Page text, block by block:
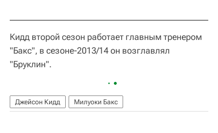
Кидд второй сезон работает главным тренером
"Бакс", в сезоне-2013/14 он возглавлял
"Бруклин".
Джейсон Кидд Милуоки Бакс